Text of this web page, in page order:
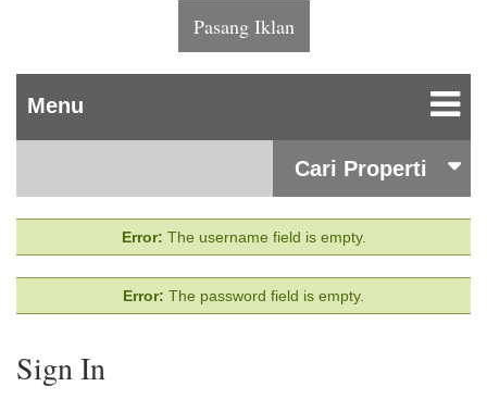
Pasang Iklan
Cari Properti
Error: The username field is empty.
Error: The password field is empty.
Sign In